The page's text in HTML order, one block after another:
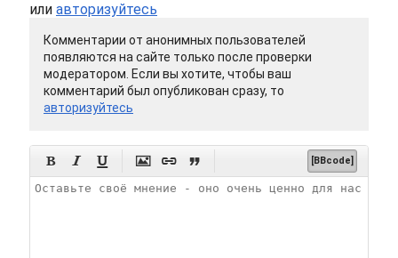
или авторизуйтесь
Комментарии от анонимных пользователей
появляются на сайте только после проверки
модератором. Если вы хотите, чтобы ваш
комментарий был опубликован сразу, то
авторизуйтесь
      [BBcode]